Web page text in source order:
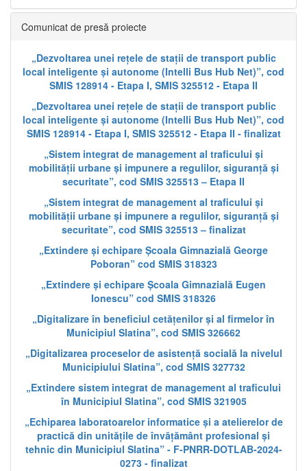
Comunicat de presă proiecte
„Dezvoltarea unei rețele de stații de transport public
local inteligente și autonome (Intelli Bus Hub Net)”, cod
SMIS 128914 - Etapa I, SMIS 325512 - Etapa II
„Dezvoltarea unei rețele de stații de transport public
local inteligente și autonome (Intelli Bus Hub Net)”, cod
SMIS 128914 - Etapa I, SMIS 325512 - Etapa II - finalizat
„Sistem integrat de management al traficului și
mobilității urbane și impunere a regulilor, siguranță și
securitate”, cod SMIS 325513 – Etapa II
„Sistem integrat de management al traficului și
mobilității urbane și impunere a regulilor, siguranță și
securitate”, cod SMIS 325513 – finalizat
„Extindere și echipare Școala Gimnazială George
Poboran” cod SMIS 318323
„Extindere și echipare Școala Gimnazială Eugen
Ionescu” cod SMIS 318326
„Digitalizare în beneficiul cetățenilor și al firmelor în
Municipiul Slatina”, cod SMIS 326662
„Digitalizarea proceselor de asistență socială la nivelul
Municipiului Slatina”, cod SMIS 327732
„Extindere sistem integrat de management al traficului
în Municipiul Slatina”, cod SMIS 321905
„Echiparea laboratoarelor informatice și a atelierelor de
practică din unitățile de învățământ profesional și
tehnic din Municipiul Slatina” - F-PNRR-DOTLAB-2024-
0273 - finalizat